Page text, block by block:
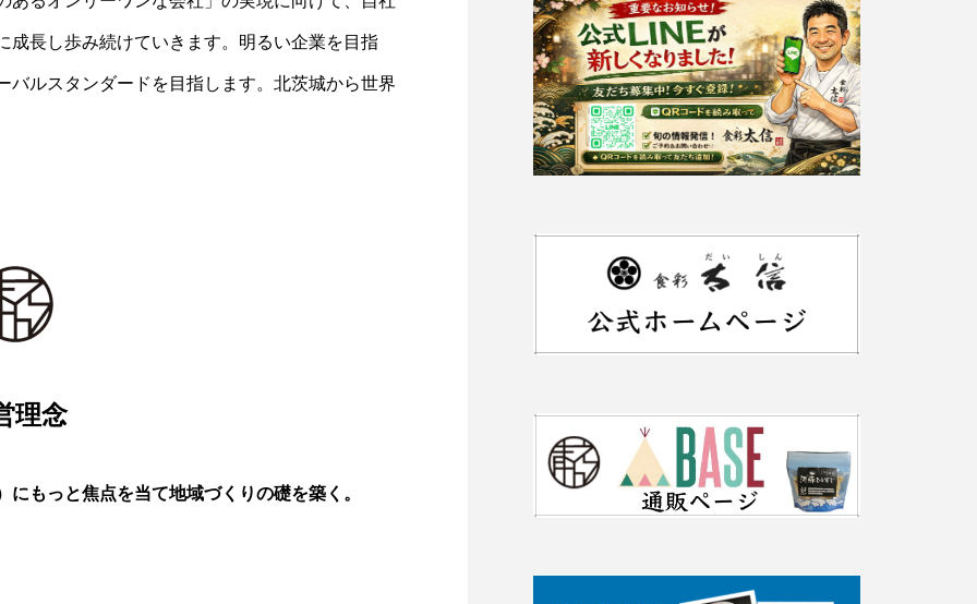
成長し歩み続けていきます。明るい企業を目指
バルスタンダードを目指します。北茨城から世界
理念
もっと焦点を当て地域づくりの礎を築く。